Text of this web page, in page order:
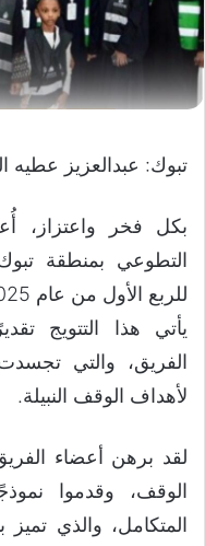
تبوك: عبدالعزيز عطيه
بكل فخر واعتزاز،
التطوعي بمنطقة
للربع الأول من عام 2025.
يأتي هذا التتويج
الفريق، والتي
لأهداف الوقف النبيلة.
لقد برهن أعضاء
الوقف، وقدموا
المتكامل، والذي تميز